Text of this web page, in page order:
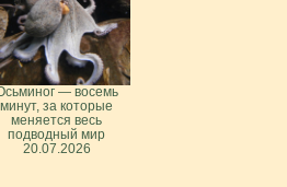
— восемь
минут, за которые
меняется весь
подводный мир
20.07.2026